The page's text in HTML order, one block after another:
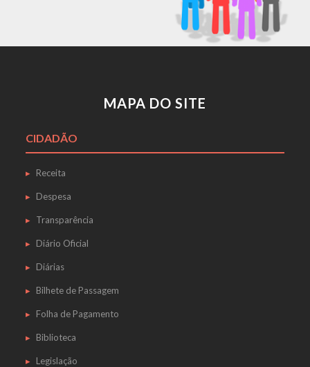
MAPA DO SITE
CIDADÃO
Receita
Despesa
Transparência
Diário Oficial
Diárias
Bilhete de Passagem
Folha de Pagamento
Biblioteca
Legislação